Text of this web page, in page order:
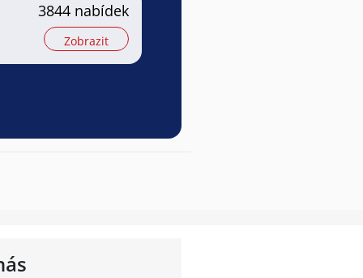
3844 nabídek
Zobrazit